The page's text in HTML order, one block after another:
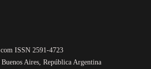
ISSN 2591-4723
Aires, República Argentina